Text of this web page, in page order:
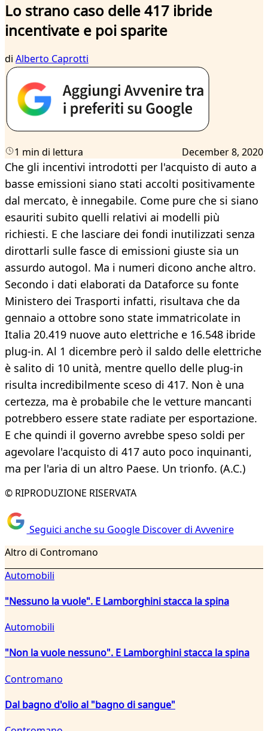
Lo strano caso delle 417 ibride
incentivate e poi sparite
di Alberto Caprotti
1 min di lettura December 8, 2020
Che gli incentivi introdotti per l'acquisto di auto a
basse emissioni siano stati accolti positivamente
dal mercato, è innegabile. Come pure che si siano
esauriti subito quelli relativi ai modelli più
richiesti. E che lasciare dei fondi inutilizzati senza
dirottarli sulle fasce di emissioni giuste sia un
assurdo autogol. Ma i numeri dicono anche altro.
Secondo i dati elaborati da Dataforce su fonte
Ministero dei Trasporti infatti, risultava che da
gennaio a ottobre sono state immatricolate in
Italia 20.419 nuove auto elettriche e 16.548 ibride
plug-in. Al 1 dicembre però il saldo delle elettriche
è salito di 10 unità, mentre quello delle plug-in
risulta incredibilmente sceso di 417. Non è una
certezza, ma è probabile che le vetture mancanti
potrebbero essere state radiate per esportazione.
E che quindi il governo avrebbe speso soldi per
agevolare l'acquisto di 417 auto poco inquinanti,
ma per l'aria di un altro Paese. Un trionfo. (A.C.)
© RIPRODUZIONE RISERVATA
Seguici anche su Google Discover di Avvenire
Altro di Contromano
Automobili
"Nessuno la vuole". E Lamborghini stacca la spina
Automobili
"Non la vuole nessuno". E Lamborghini stacca la spina
Contromano
Dal bagno d'olio al "bagno di sangue"